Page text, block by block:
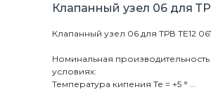
Клапанный узел 06 для
Клапанный узел 06 для ТРВ ТЕ12
Номинальная
условиях:
Температура кипения Те = +5 ° ...